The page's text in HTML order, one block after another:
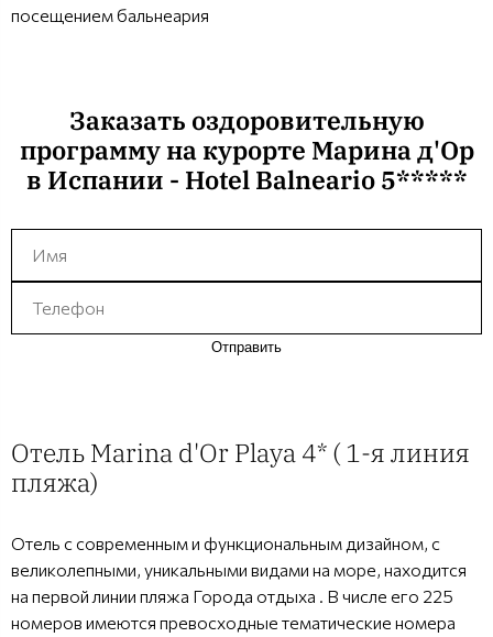
посещением бальнеария
Заказать оздоровительную
программу на курорте Марина д'Ор
в Испании - Hotel Balneario 5*****
Отправить
Отель Marina d'Or Playa 4* ( 1-я линия
пляжа)
Отель с современным и функциональным дизайном, с
великолепными, уникальными видами на море, находится
на первой линии пляжа Города отдыха . В числе его 225
номеров имеются превосходные тематические номера